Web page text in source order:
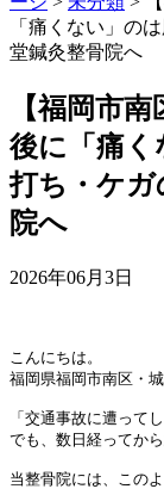
「痛くない」の
堂鍼灸整骨院へ
【福岡市
後に「痛く
打ち・ケガ
院へ
2026年06月3日
こんにちは。
福岡県福岡市南区・
「交通事故に遭って
でも、数日経ってか
当整骨院には、この